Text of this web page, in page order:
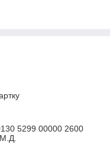
5299 00000 2600